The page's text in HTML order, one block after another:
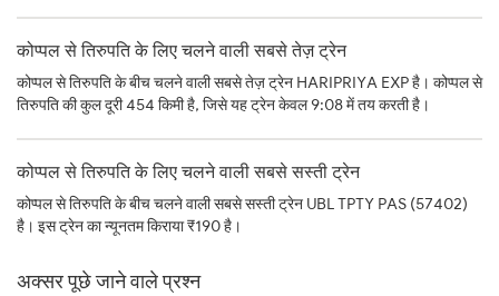
कोप्पल से तिरुपति के लिए चलने वाली सबसे तेज़ ट्रेन
कोप्पल से तिरुपति के बीच चलने वाली सबसे तेज़ ट्रेन HARIPRIYA EXP है। कोप्पल से
तिरुपति की कुल दूरी 454 किमी है, जिसे यह ट्रेन केवल 9:08 में तय करती है।
कोप्पल से तिरुपति के लिए चलने वाली सबसे सस्ती ट्रेन
कोप्पल से तिरुपति के बीच चलने वाली सबसे सस्ती ट्रेन UBL TPTY PAS (57402)
है। इस ट्रेन का न्यूनतम किराया ₹190 है।
अक्सर पूछे जाने वाले प्रश्न